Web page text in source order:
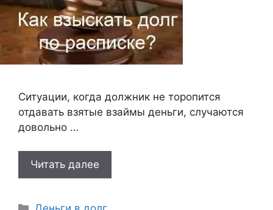
Ситуации, когда должник не торопится
отдавать взятые взаймы деньги, случаются
довольно …
Читать далее
Рубрики